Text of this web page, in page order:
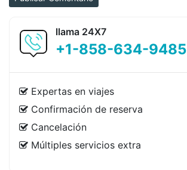
llama 24X7
+1-858-634-9485
Expertas en viajes
Confirmación de reserva
Cancelación
Múltiples servicios extra